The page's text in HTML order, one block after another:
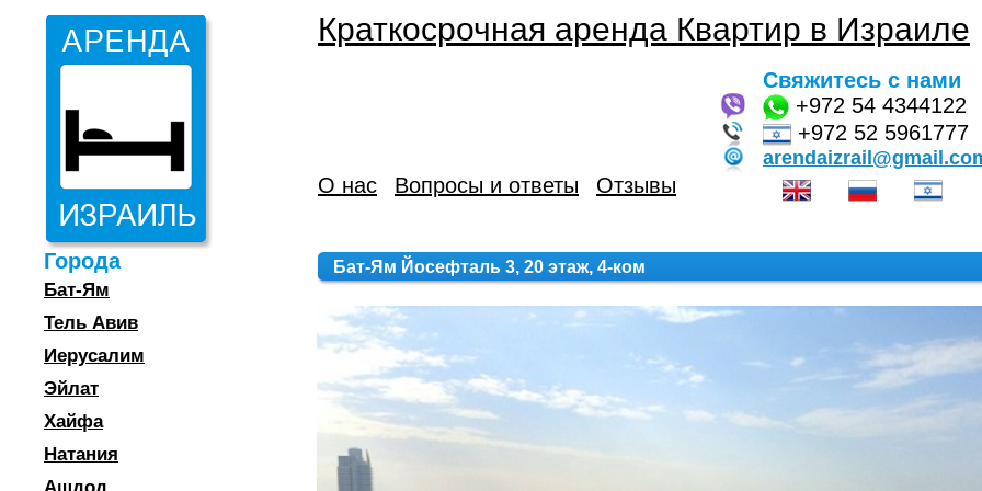
Краткосрочная аренда Квартир в Израиле
Свяжитесь с нами
+972 54 4344122
+972 52 5961777
О нас Вопросы и ответы Отзывы
Города
Бат-Ям
Тель Авив
Иерусалим
Эйлат
Хайфа
Натания
Бат-Ям Йосефталь 3, 20 этаж, 4-ком